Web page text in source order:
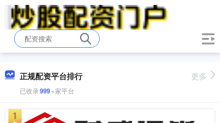
正规配资平台排行
已收录999+家平台
更多